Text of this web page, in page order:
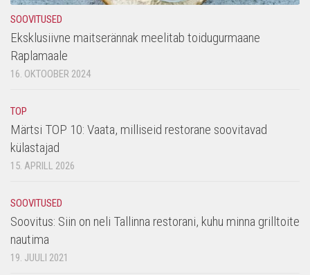
SOOVITUSED
Eksklusiivne maitserännak meelitab toidugurmaane
Raplamaale
16. OKTOOBER 2024
TOP
Märtsi TOP 10: Vaata, milliseid restorane soovitavad
külastajad
15. APRILL 2026
SOOVITUSED
Soovitus: Siin on neli Tallinna restorani, kuhu minna grilltoite
nautima
19. JUULI 2021